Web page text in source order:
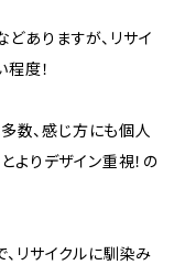
ありますが、リサイ
度！
数、感じ方にも個人
よりデザイン重視！の
リサイクルに馴染み